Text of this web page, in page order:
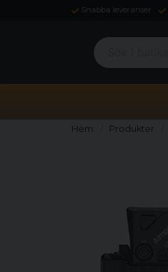
Snabba leveranser
Sök i butiken ...
Hem Produkter